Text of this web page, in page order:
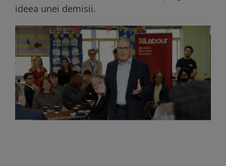
ideea unei demisii.